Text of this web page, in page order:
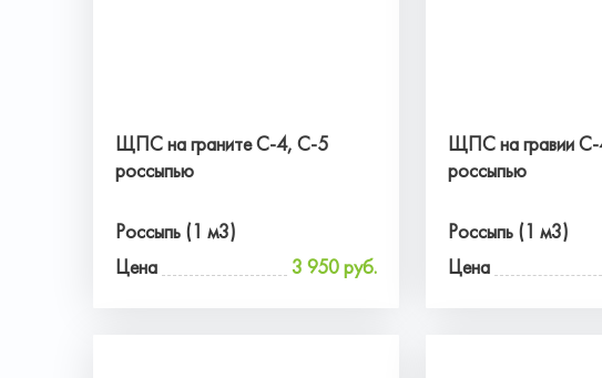
ЩПС на граните С-4, С-5
россыпью
Россыпь (1 м3)
Цена
3 950 руб.
ЩПС на гравии
россыпью
Россыпь (1 м3)
Цена